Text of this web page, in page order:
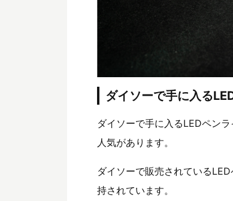
ダイソーで手に入る
ダイソーで手に入るLEDペン
人気があります。
ダイソーで販売されている
持されています。